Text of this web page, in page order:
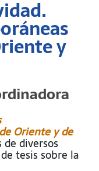
y
Oriente y de
diversos
tesis sobre la
de la